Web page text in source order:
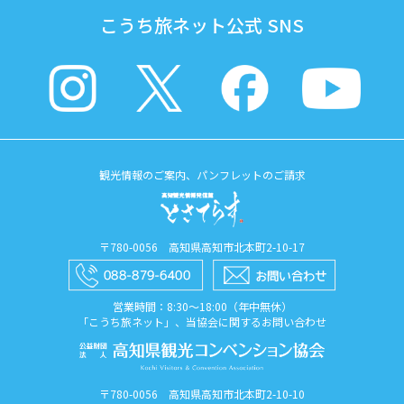
こうち旅ネット公式 SNS
観光情報のご案内、パンフレットのご請求
〒780-0056 高知県高知市北本町2-10-17
営業時間：8:30〜18:00（年中無休）
「こうち旅ネット」、当協会に関するお問い合わせ
〒780-0056 高知県高知市北本町2-10-10